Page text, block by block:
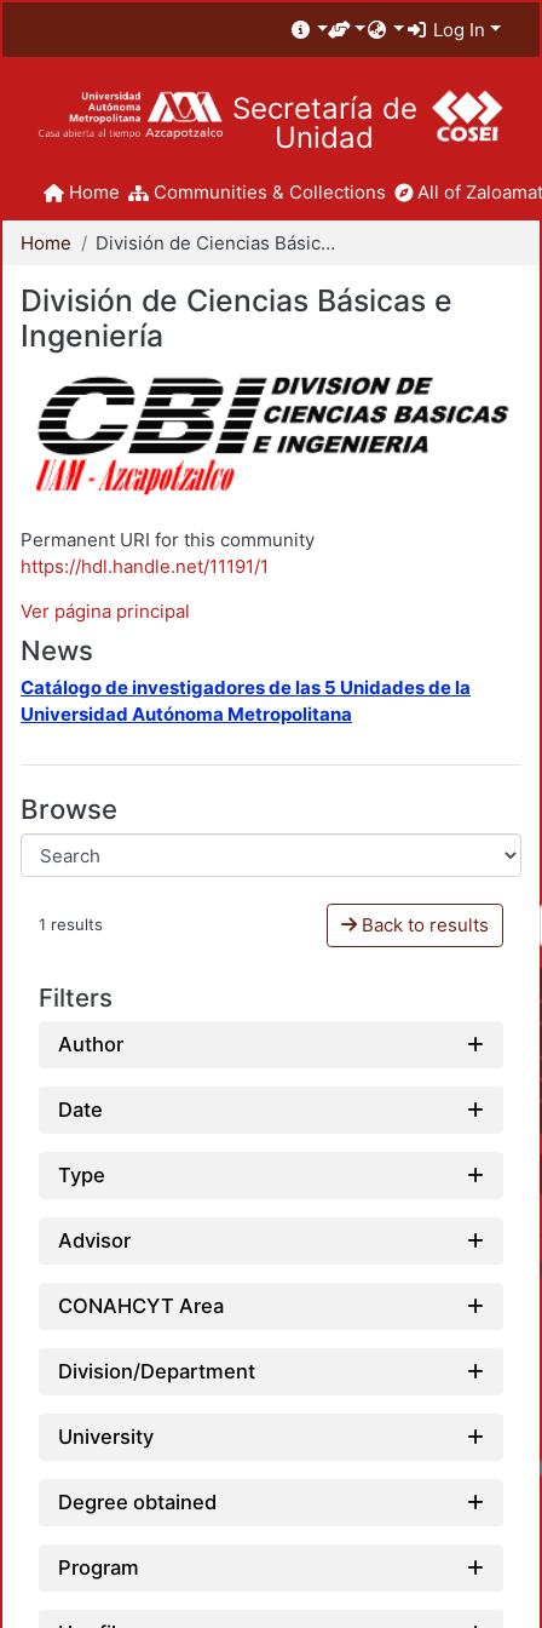
Log In
Secretaría de
Unidad
Home Communities & Collections All of
Home División de Ciencias Básicas e Ingeniería
División de Ciencias Básicas e
Ingeniería
Permanent URI for this community
https://hdl.handle.net/11191/1
Ver página principal
News
Catálogo de investigadores de las 5 Unidades de la
Universidad Autónoma Metropolitana
Browse
1 results Back to results
Filters
Author
Date
Type
Advisor
CONAHCYT Area
Division/Department
University
Degree obtained
Program